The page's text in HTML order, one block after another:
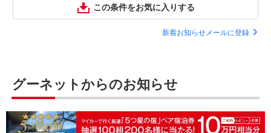
この条件をお気に入りする
新着お知らせメールに登録
グーネットからのお知らせ